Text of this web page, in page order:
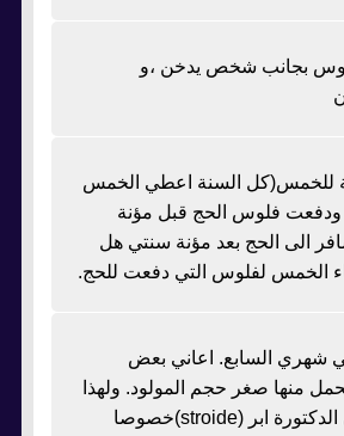
بجانب شخص يدخن ،و
للخمس(كل السنة اعطي الخمس
ودفعت فلوس الحج قبل مؤنة
الى الحج بعد مؤنة سنتي هل
الخمس لفلوس التي دفعت للحج.
في شهري السابع. اعاني بعض
منها صغر حجم المولود. ولهذا
السبب اعطتني الدكتورة ابر (stroide)خصوصا